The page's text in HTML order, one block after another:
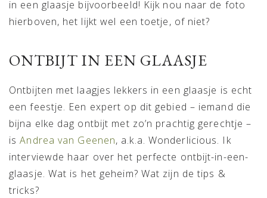
in een glaasje bijvoorbeeld! Kijk nou naar de foto
hierboven, het lijkt wel een toetje, of niet?
ONTBIJT IN EEN GLAASJE
Ontbijten met laagjes lekkers in een glaasje is echt
een feestje. Een expert op dit gebied – iemand die
bijna elke dag ontbijt met zo’n prachtig gerechtje –
isAndrea van Geenen, a.k.a. Wonderlicious. Ik
interviewde haar over het perfecte ontbijt-in-een-
glaasje. Wat is het geheim? Wat zijn de tips &
tricks?